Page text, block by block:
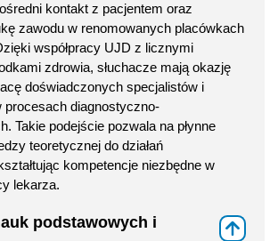
kontakt z pacjentem oraz
zawodu w renomowanych placówkach
współpracy UJD z licznymi
zdrowia, słuchacze mają okazję
doświadczonych specjalistów i
procesach diagnostyczno-
Takie podejście pozwala na płynne
teoretycznej do działań
kompetencje niezbędne w
lekarza.
podstawowych i